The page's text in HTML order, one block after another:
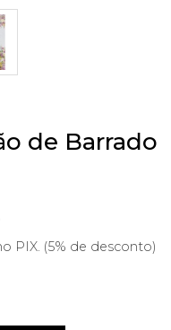
de Barrado
PIX. (5% de desconto)